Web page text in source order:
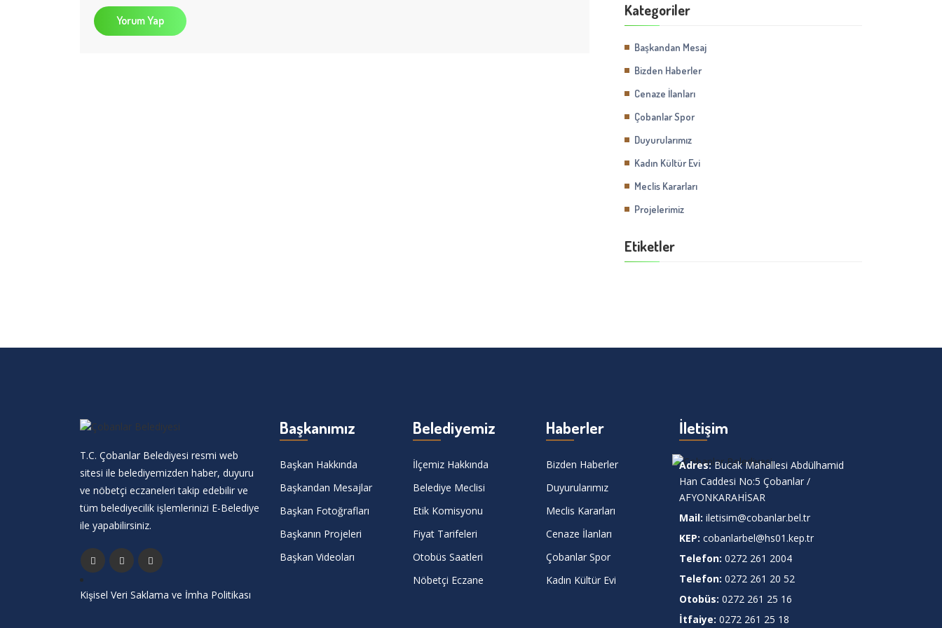
Yorum Yap
Kategoriler
Başkandan Mesaj
Bizden Haberler
Cenaze İlanları
Çobanlar Spor
Duyurularımız
Kadın Kültür Evi
Meclis Kararları
Projelerimiz
Etiketler
T.C. Çobanlar Belediyesi resmi web
sitesi ile belediyemizden haber, duyuru
ve nöbetçi eczaneleri takip edebilir ve
tüm belediyecilik işlemlerinizi E-Belediye
ile yapabilirsiniz.
Kişisel Veri Saklama ve İmha Politikası
Başkanımız
Başkan Hakkında
Başkandan Mesajlar
Başkan Fotoğrafları
Başkanın Projeleri
Başkan Videoları
Belediyemiz
İlçemiz Hakkında
Belediye Meclisi
Etik Komisyonu
Fiyat Tarifeleri
Otobüs Saatleri
Nöbetçi Eczane
Haberler
Bizden Haberler
Duyurularımız
Meclis Kararları
Cenaze İlanları
Çobanlar Spor
Kadın Kültür Evi
İletişim
Adres:Bucak Mahallesi Abdülhamid
Han Caddesi No:5 Çobanlar /
AFYONKARAHİSAR
Mail: iletisim@cobanlar.bel.tr
KEP: cobanlarbel@hs01.kep.tr
Telefon: 0272 261 2004
Telefon: 0272 261 20 52
Otobüs: 0272 261 25 16
İtfaiye: 0272 261 25 18